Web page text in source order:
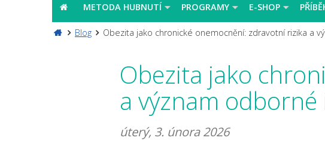
METODA HUBNUTÍ PROGRAMY E-SHOP
Blog Obezita jako chronické onemocnění: zdravotní rizika a
Obezita jako
a význam
úterý, 3. února 2026